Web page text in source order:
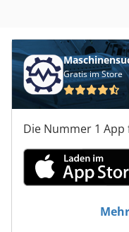
Gratis im Store
Die Nummer 1